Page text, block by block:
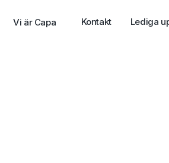
Vi är Capa Kontakt Lediga